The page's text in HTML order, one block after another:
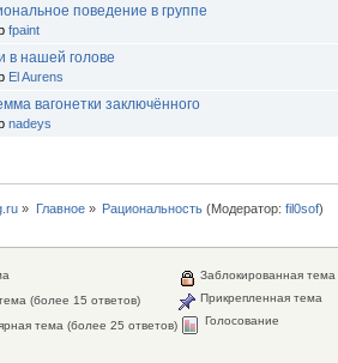
поведение в группе
fpaint
в нашей голове
El Aurens
вагонетки заключённого
nadeys
» Главное» Рациональность(Модератор: fil0sof)
(более 15 ответов)
тема (более 25 ответов)
Заблокированная тема
Прикрепленная тема
Голосование